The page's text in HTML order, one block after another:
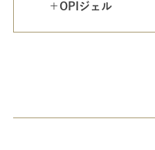
＋OPIジェル